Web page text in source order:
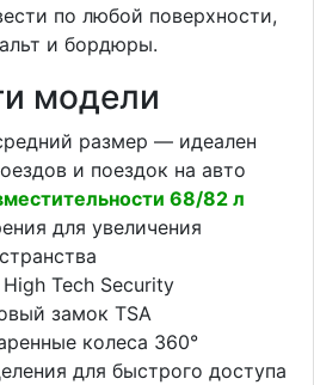
по любой поверхности,
и бордюры.
модели
размер — идеален
и поездок на авто
68/82 л
для увеличения
Tech Security
замок TSA
колеса 360°
для быстрого доступа